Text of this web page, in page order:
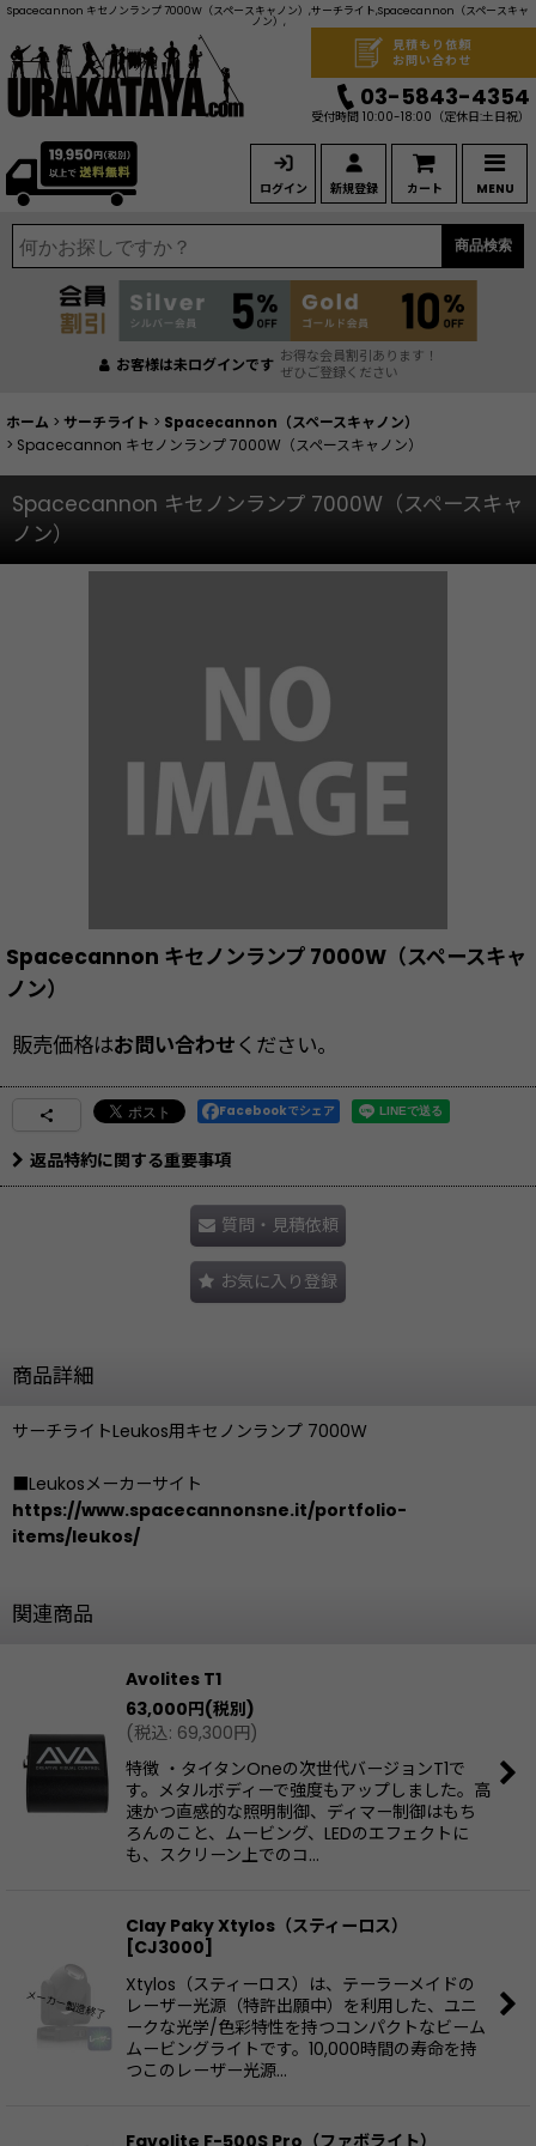
Spacecannon キセノンランプ 7000W（スペースキャノン）,サーチライト,Spacecannon（スペースキャ
ノン）,
ログイン 新規登録 カート MENU
見積もり依頼
お問い合わせ
03-5843-4354
受付時間 10:00-18:00 （定休日:土日祝）
商品検索
お客様は未ログインです お得な会員割引あります！
ぜひご登録ください
ホーム > サーチライト > Spacecannon（スペースキャノン）
> Spacecannon キセノンランプ 7000W（スペースキャノン）
Spacecannon キセノンランプ 7000W（スペースキャ
ノン）
Spacecannon キセノンランプ 7000W（スペースキャ
ノン）
販売価格はお問い合わせください。
Facebookでシェア
返品特約に関する重要事項
質問・見積依頼
お気に入り登録
商品詳細
サーチライトLeukos用キセノンランプ 7000W
■Leukosメーカーサイト
https://www.spacecannonsne.it/portfolio-
items/leukos/
関連商品
Avolites T1
63,000円(税別)
(税込: 69,300円)
特徴 ・タイタンOneの次世代バージョンT1で
す。メタルボディーで強度もアップしました。高
速かつ直感的な照明制御、ディマー制御はもち
ろんのこと、ムービング、LEDのエフェクトに
も、スクリーン上でのコ…
Clay Paky Xtylos（スティーロス）
[CJ3000]
Xtylos（スティーロス）は、テーラーメイドの
レーザー光源（特許出願中）を利用した、ユニ
ークな光学/色彩特性を持つコンパクトなビーム
ムービングライトです。10,000時間の寿命を持
つこのレーザー光源…